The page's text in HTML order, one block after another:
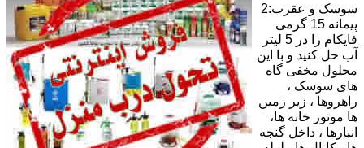
سوسک و عقرب:2
پیمانه 15 گرمی
فایکام را در 5 لیتر
آب حل کنید و با این
محلول مخفی گاه
های سوسک ،
راهروها ، زیر زمین
ها موتور خانه ها،
انبارها ، داخل گنجه